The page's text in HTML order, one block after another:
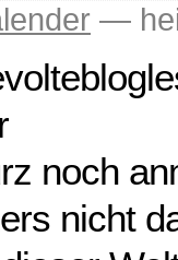
—
noch
nicht